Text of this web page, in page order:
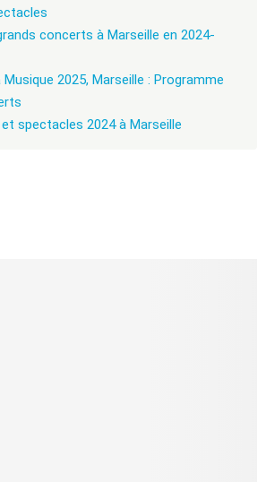
concerts à Marseille en 2024-
Musique 2025, Marseille : Programme
spectacles 2024 à Marseille